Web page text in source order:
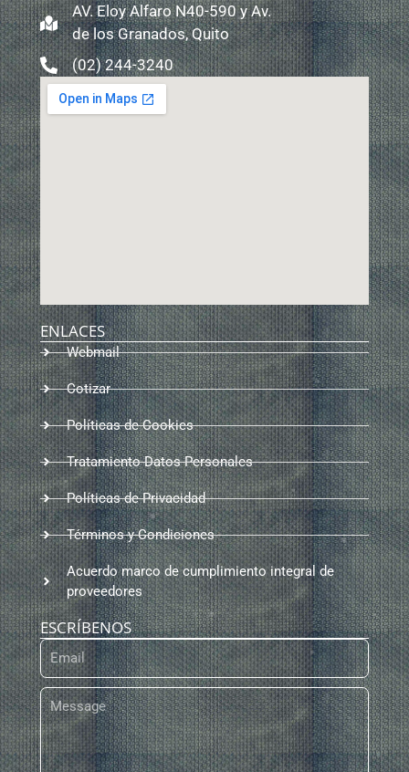
AV. Eloy Alfaro N40-590 y Av.
de los Granados, Quito
(02) 244-3240
ENLACES
Webmail
Cotizar
Políticas de Cookies
Tratamiento Datos Personales
Políticas de Privacidad
Términos y Condiciones
Acuerdo marco de cumplimiento integral de
proveedores
ESCRÍBENOS